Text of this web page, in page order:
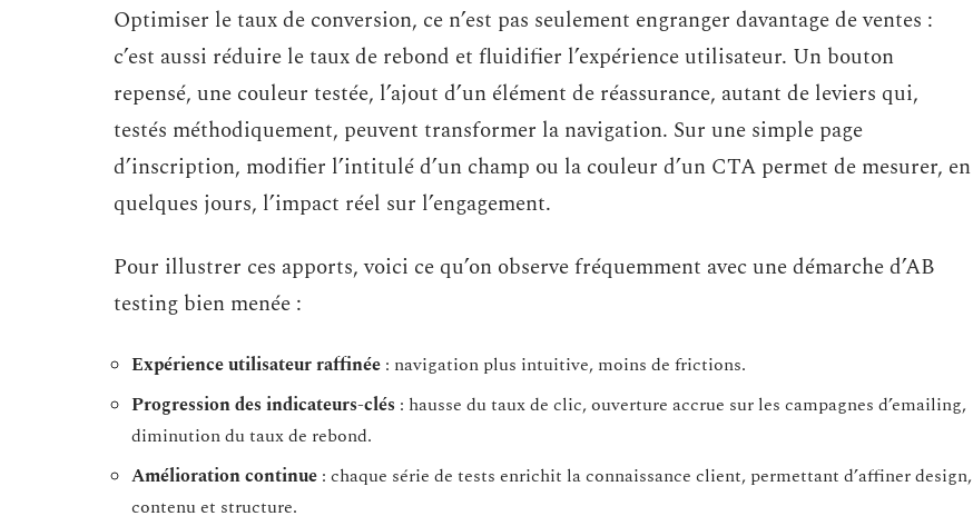
Optimiser le taux de conversion, ce n’est pas seulement engranger davantage de ventes :
c’est aussi réduire le taux de rebond et fluidifier l’expérience utilisateur. Un bouton
repensé, une couleur testée, l’ajout d’un élément de réassurance, autant de leviers qui,
testés méthodiquement, peuvent transformer la navigation. Sur une simple page
d’inscription, modifier l’intitulé d’un champ ou la couleur d’un CTA permet de mesurer, en
quelques jours, l’impact réel sur l’engagement.
Pour illustrer ces apports, voici ce qu’on observe fréquemment avec une démarche d’AB
testing bien menée :
Expérience utilisateur raffinée : navigation plus intuitive, moins de frictions.
Progression des indicateurs-clés : hausse du taux de clic, ouverture accrue sur les campagnes d’emailing,
diminution du taux de rebond.
Amélioration continue : chaque série de tests enrichit la connaissance client, permettant d’affiner design,
contenu et structure.